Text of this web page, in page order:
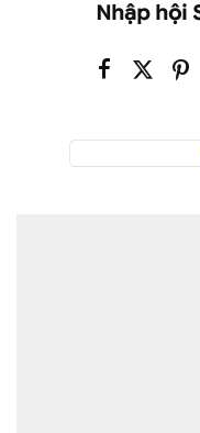
Nhập hội